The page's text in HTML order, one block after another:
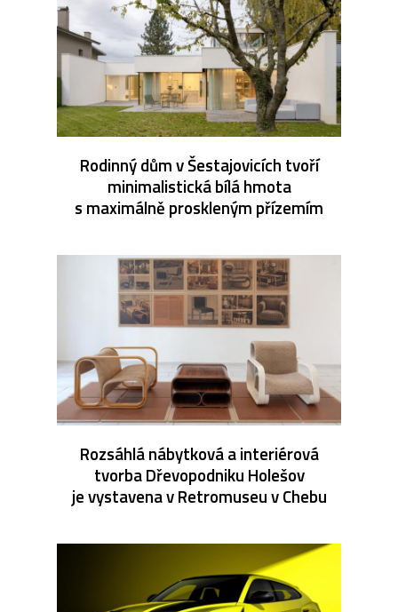
Rodinný dům v Šestajovicích tvoří
minimalistická bílá hmota
s maximálně proskleným přízemím
Rozsáhlá nábytková a interiérová
tvorba Dřevopodniku Holešov
je vystavena v Retromuseu v Chebu